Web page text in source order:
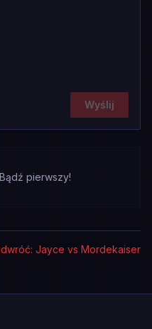
Wyślij
pierwszy!
Jayce vs Mordekaiser